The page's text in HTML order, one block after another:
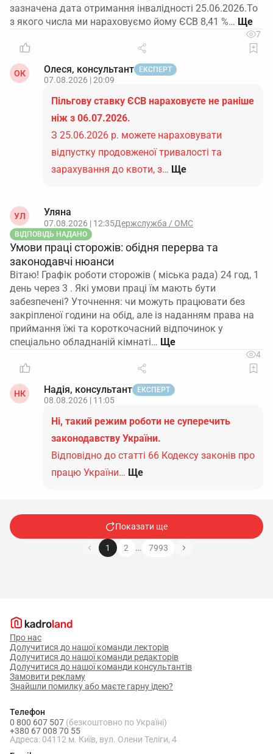
зазначена дата отримання інвалідності 25.06.2026.То
з якого числа ми нараховуємо йому ЄСВ 8,41 %…
7
ОК Олеся, консультант ЕКСПЕРТ
07.08.2026 | 20:09
Пільгову ставку ЄСВ нараховуєте не раніше
ніж з 06.07.2026.
З 25.06.2026 р. можете нараховувати
відпустку продовженої тривалості та
зарахування до квоти, з… Ще
УЛ Уляна
07.08.2026 | 12:35Держслужба / ОМС
ВІДПОВІДЬ НАДАНО
Умови праці сторожів: обідня перерва та
законодавчі нюанси
Вітаю! Графік роботи сторожів ( міська рада) 24 год, 1
день через 3 . Які умови праці їм мають бути
забезпечені? Уточнення: чи можуть працювати без
закріпленої години на обід, але із наданням права на
приймання їжі та короткочасний відпочинок у
спеціально обладнаній кімнаті…
4
НК Надія, консультант ЕКСПЕРТ
08.08.2026 | 11:05
Ні, такий режим роботи не суперечить
законодавству України.
Відповідно до статті 66 Кодексу законів про
працю України… Ще
Показати ще
1 2 … 7993
Про нас
Долучитися до нашої команди лекторів
Долучитися до нашої команди редакторів
Долучитися до нашої команди консультантів
Замовити рекламу
Знайшли помилку або маєте гарну ідею?
Телефон
0 800 607 507 (безкоштовно по Україні)
+380 67 008 70 55
Адреса: 04112 м. Київ, вул. Олени Теліги, 4